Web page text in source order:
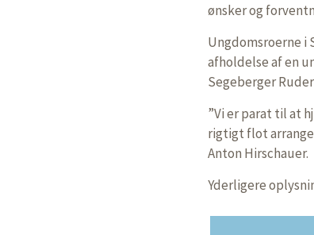
ønsker og
Ungdomsroerne i
afholdelse af en
Segeberger
”Vi er parat til at
rigtigt flot
Anton Hirschauer.
Yderligere